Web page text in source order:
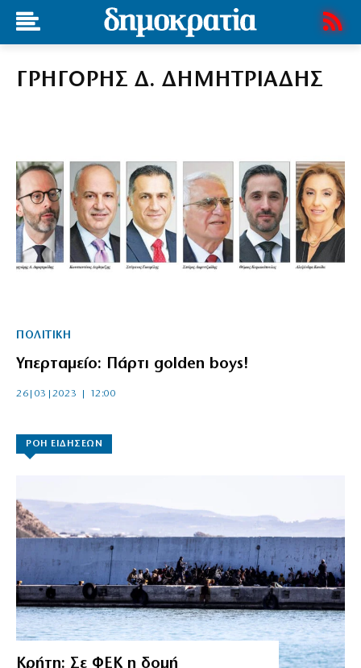
ΓΡΗΓΟΡΗΣ Δ. ΔΗΜΗΤΡΙΑΔΗΣ
ΠΟΛΙΤΙΚΗ
Υπερταμείο: Πάρτι golden boys!
26|03|2023 | 12:00
ΡΟΗ ΕΙΔΗΣΕΩΝ
Κρήτη: Σε ΦΕΚ η δομή